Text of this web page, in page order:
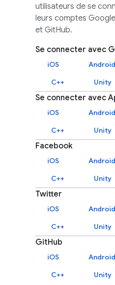
utilisateurs de se
leurs comptes
et GitHub.
Se connecter avec
iOS Android
C++
Unity
Se connecter avec
iOS Android
C++
Unity
Facebook
iOS Android
C++
Unity
Twitter
iOS Android
C++
Unity
GitHub
iOS Android
C++
Unity